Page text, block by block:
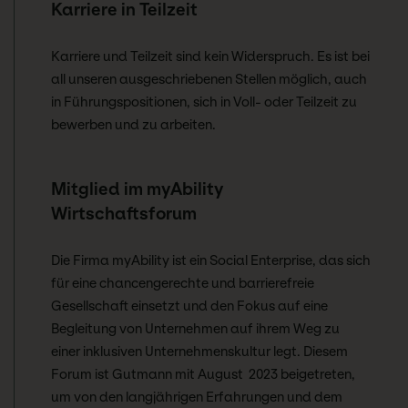
Karriere in Teilzeit
Karriere und Teilzeit sind kein Widerspruch. Es ist bei
all unseren ausgeschriebenen Stellen möglich, auch
in Führungspositionen, sich in Voll- oder Teilzeit zu
bewerben und zu arbeiten.
Mitglied im myAbility
Wirtschaftsforum
Die Firma myAbility ist ein Social Enterprise, das sich
für eine chancengerechte und barrierefreie
Gesellschaft einsetzt und den Fokus auf eine
Begleitung von Unternehmen auf ihrem Weg zu
einer inklusiven Unternehmenskultur legt. Diesem
Forum ist Gutmann mit August 2023 beigetreten,
um von den langjährigen Erfahrungen und dem